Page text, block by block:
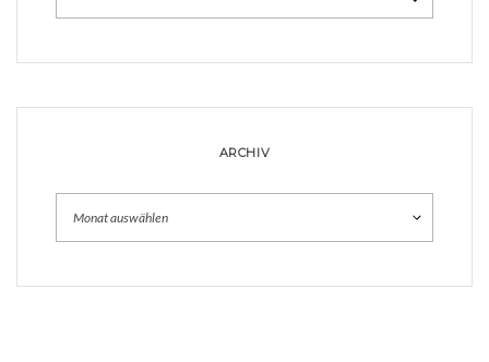
ARCHIV